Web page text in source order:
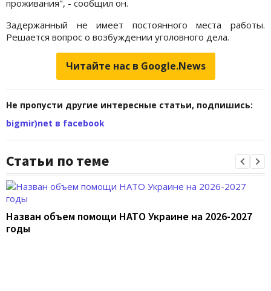
проживания", - сообщил он.
Задержанный не имеет постоянного места работы.
Решается вопрос о возбуждении уголовного дела.
Читайте нас в Google.News
Не пропусти другие интересные статьи, подпишись:
bigmir)net в facebook
Статьи по теме
Назван объем помощи НАТО Украине на 2026-2027
годы